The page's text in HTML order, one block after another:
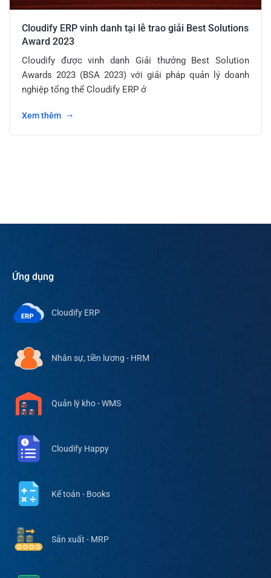
Cloudify ERP vinh danh tại lễ trao giải Best Solutions
Award 2023
Cloudify được vinh danh Giải thưởng Best Solution
Awards 2023 (BSA 2023) với giải pháp quản lý doanh
nghiệp tổng thể Cloudify ERP ở
Xem thêm
Ứng dụng
Cloudify ERP
Nhân sự, tiền lương - HRM
Quản lý kho - WMS
Cloudify Happy
Kế toán - Books
Sản xuất - MRP